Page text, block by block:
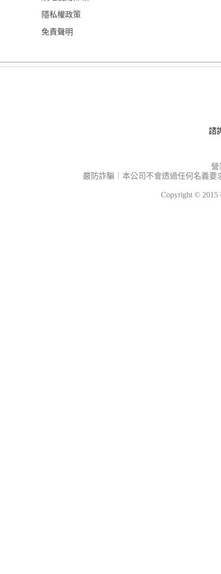
隱私權政策
免責聲明
諮
營
嚴防詐騙｜本公司不會透過任何名義
Copyright ©